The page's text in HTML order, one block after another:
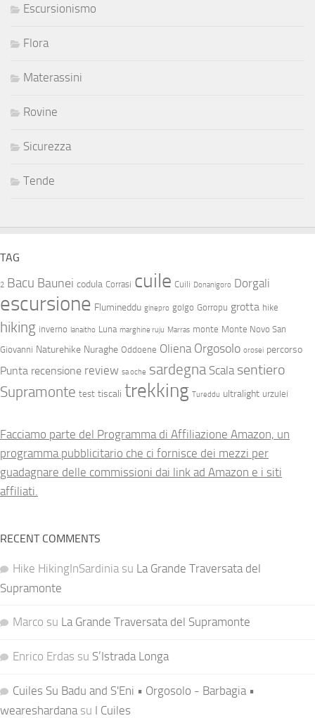
Escursionismo
Flora
Materassini
Rovine
Sicurezza
Tende
TAG
2 Bacu Baunei codula Corrasi cuile Cuili Donanigoro Dorgali
escursione Flumineddu ginepro golgo Gorropu grotta hike
hiking inverno lanaitho Luna marghine ruju Marras monte Monte Novo San
Giovanni Naturehike Nuraghe Oddoene Oliena Orgosolo orosei percorso
Punta recensione review sa oche sardegna Scala sentiero
Supramonte test tiscali trekking Tureddu ultralight urzulei
Facciamo parte del Programma di Affiliazione Amazon, un
programma pubblicitario che ci fornisce dei mezzi per
guadagnare delle commissioni dai link ad Amazon e i siti
affiliati.
RECENT COMMENTS
Hike HikingInSardinia su La Grande Traversata del
Supramonte
Marco su La Grande Traversata del Supramonte
Enrico Erdas su S’Istrada Longa
Cuiles Su Badu and S'Eni • Orgosolo - Barbagia •
weareshardana su I Cuiles